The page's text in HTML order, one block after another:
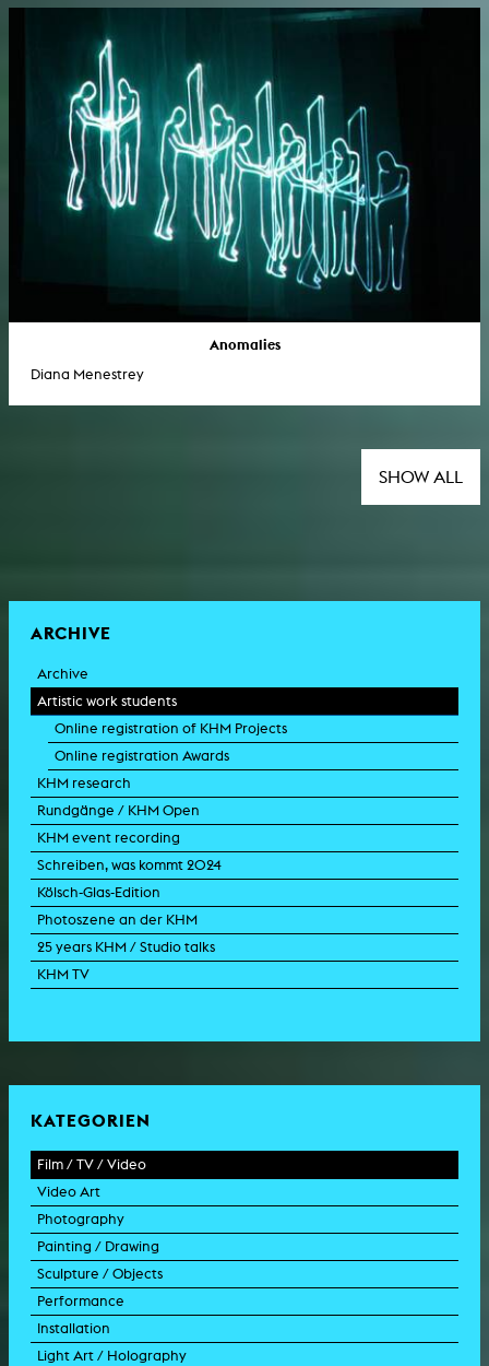
Anomalies
Diana Menestrey
SHOW ALL
ARCHIVE
Archive
Artistic work students
Online registration of KHM Projects
Online registration Awards
KHM research
Rundgänge / KHM Open
KHM event recording
Schreiben, was kommt 2024
Kölsch-Glas-Edition
Photoszene an der KHM
25 years KHM / Studio talks
KHM TV
KATEGORIEN
Film / TV / Video
feature film
documentary
documentary drama
animation film
experimental film
TV format
TV design
Video Art
experimental film
video work
video performance
video installation
video sculpture
Photography
photographic work
photographic documentation
photographic installation
Painting / Drawing
painting
drawing
collage
graphics
Sculpture / Objects
sculpture
object
model
Performance
intervention
scenography
Installation
public art
Light Art / Holography